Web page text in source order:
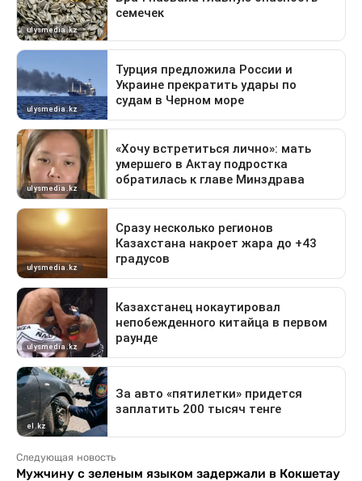
Следующая новость
Мужчину с зеленым языком задержали в Кокшетау